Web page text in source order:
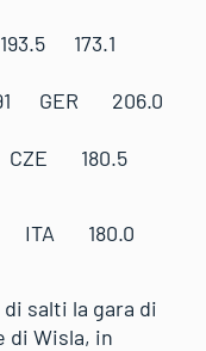
173.1
GER 206.0
CZE 180.5
ITA 180.0
salti la gara di
di Wisla, in